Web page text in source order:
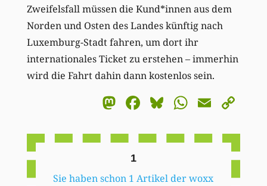
Zweifelsfall müssen die Kund*innen aus dem
Norden und Osten des Landes künftig nach
Luxemburg-Stadt fahren, um dort ihr
internationales Ticket zu erstehen – immerhin
wird die Fahrt dahin dann kostenlos sein.
Mastodon
Facebook
BlueskyEmail
1
Sie haben schon 1 Artikel der woxx